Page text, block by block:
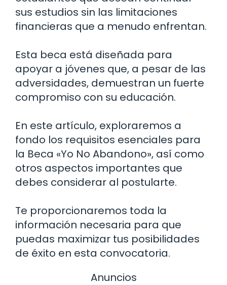
sus estudios sin las limitaciones
financieras que a menudo enfrentan.
Esta beca está diseñada para
apoyar a jóvenes que, a pesar de las
adversidades, demuestran un fuerte
compromiso con su educación.
En este artículo, exploraremos a
fondo los requisitos esenciales para
la Beca «Yo No Abandono», así como
otros aspectos importantes que
debes considerar al postularte.
Te proporcionaremos toda la
información necesaria para que
puedas maximizar tus posibilidades
de éxito en esta convocatoria.
Anuncios